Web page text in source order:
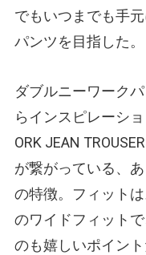
でもいつまでも手
パンツを目指した。
ダブルニーワーク
らインスピレーシ
ORK JEAN
が繋がっている、
の特徴。フィット
のワイドフィット
のも嬉しいポイント